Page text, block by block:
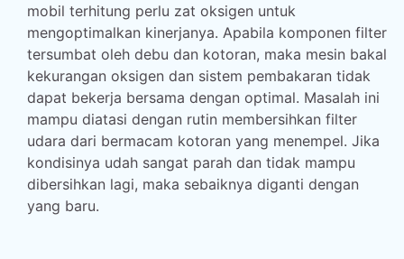
mobil terhitung perlu zat oksigen untuk
mengoptimalkan kinerjanya. Apabila komponen filter
tersumbat oleh debu dan kotoran, maka mesin bakal
kekurangan oksigen dan sistem pembakaran tidak
dapat bekerja bersama dengan optimal. Masalah ini
mampu diatasi dengan rutin membersihkan filter
udara dari bermacam kotoran yang menempel. Jika
kondisinya udah sangat parah dan tidak mampu
dibersihkan lagi, maka sebaiknya diganti dengan
yang baru.